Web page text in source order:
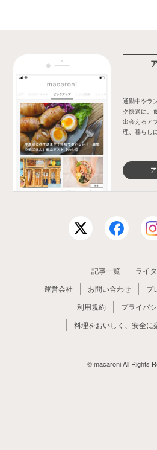
通勤中やラ
ク快適に。
出会えるア
理、暮らし
記事一覧
ライ
運営会社
お問い合わせ
プ
利用規約
プライバ
料理をおいしく、安全に
© macaroni All Rights